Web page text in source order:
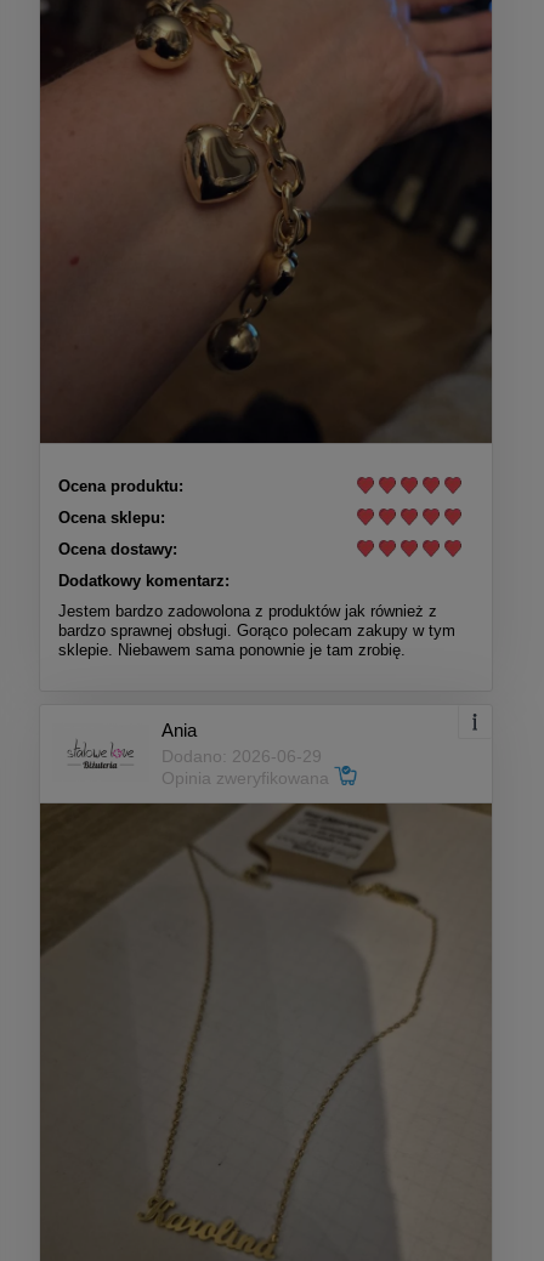
Ocena produktu:
Ocena sklepu:
Ocena dostawy:
Dodatkowy komentarz:
Jestem bardzo zadowolona z produktów jak również z
bardzo sprawnej obsługi. Gorąco polecam zakupy w tym
sklepie. Niebawem sama ponownie je tam zrobię.
Ania
Dodano: 2026-06-29
Opinia zweryfikowana